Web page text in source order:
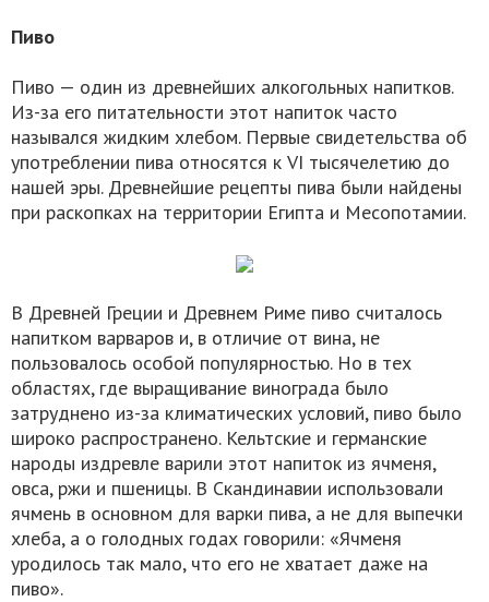
Пиво
Пиво — один из древнейших алкогольных напитков.
Из-за его питательности этот напиток часто
назывался жидким хлебом. Первые свидетельства об
употреблении пива относятся к VI тысячелетию до
нашей эры. Древнейшие рецепты пива были найдены
при раскопках на территории Египта и Месопотамии.
В Древней Греции и Древнем Риме пиво считалось
напитком варваров и, в отличие от вина, не
пользовалось особой популярностью. Но в тех
областях, где выращивание винограда было
затруднено из-за климатических условий, пиво было
широко распространено. Кельтские и германские
народы издревле варили этот напиток из ячменя,
овса, ржи и пшеницы. В Скандинавии использовали
ячмень в основном для варки пива, а не для выпечки
хлеба, а о голодных годах говорили: «Ячменя
уродилось так мало, что его не хватает даже на
пиво».